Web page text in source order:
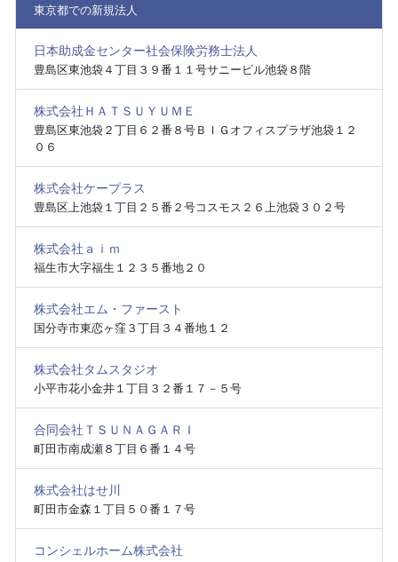
東京都での新規法人
日本助成金センター社会保険労務士法人
豊島区東池袋４丁目３９番１１号サニービル池袋８階
株式会社ＨＡＴＳＵＹＵＭＥ
豊島区東池袋２丁目６２番８号ＢＩＧオフィスプラザ池袋１２
０６
株式会社ケープラス
豊島区上池袋１丁目２５番２号コスモス２６上池袋３０２号
株式会社ａｉｍ
福生市大字福生１２３５番地２０
株式会社エム・ファースト
国分寺市東恋ヶ窪３丁目３４番地１２
株式会社タムスタジオ
小平市花小金井１丁目３２番１７－５号
合同会社ＴＳＵＮＡＧＡＲＩ
町田市南成瀬８丁目６番１４号
株式会社はせ川
町田市金森１丁目５０番１７号
コンシェルホーム株式会社